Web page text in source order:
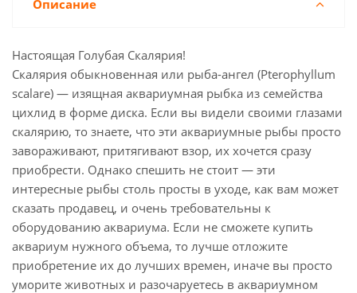
Описание
Настоящая Голубая Скалярия!
Скалярия обыкновенная или рыба-ангел (Pterophyllum
scalare) — изящная аквариумная рыбка из семейства
цихлид в форме диска. Если вы видели своими глазами
скалярию, то знаете, что эти аквариумные рыбы просто
завораживают, притягивают взор, их хочется сразу
приобрести. Однако спешить не стоит — эти
интересные рыбы столь просты в уходе, как вам может
сказать продавец, и очень требовательны к
оборудованию аквариума. Если не сможете купить
аквариум нужного объема, то лучше отложите
приобретение их до лучших времен, иначе вы просто
уморите животных и разочаруетесь в аквариумном